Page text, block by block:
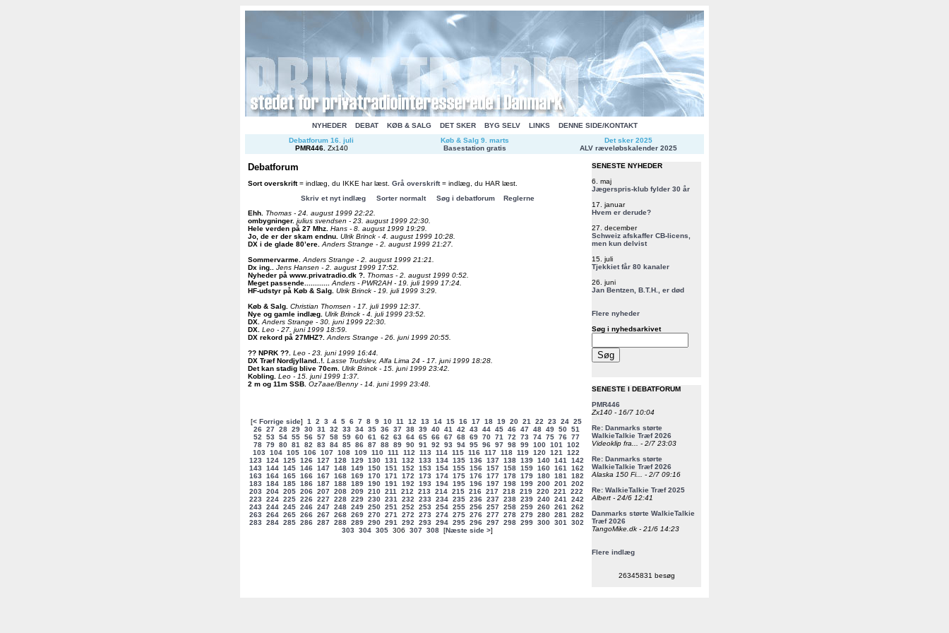
NYHEDER DEBAT KØB & SALG DET SKER BYG SELV LINKS
DENNE SIDE/KONTAKT
Debatforum 16. juli
PMR446. Zx140
Køb & Salg 9. marts
Basestation gratis
Det sker 2025
ALV ræveløbskalender 2025
Debatforum
Sort overskrift= indlæg, du IKKE har læst. Grå overskrift= indlæg, du HAR læst.
Skriv et nyt indlæg
Sorter normalt Søg i debatforum
Reglerne
Ehh
Thomas - 24. august 1999 22:22.
ombygninger. julius svendsen - 23. august 1999 22:30.
Hele verden på 27 Mhz Hans - 8. august 1999 19:29.
Jo, de er der skam endnu Ulrik Brinck - 4. august 1999 10:28.
DX i de glade 80’ere Anders Strange - 2. august 1999 21:27.
Sommervarme Anders Strange - 2. august 1999 21:21.
Dx ing.
Jens Hansen - 2. august 1999 17:52.
Nyheder på www.privatradio.dk ?
Thomas - 2. august 1999 0:52.
Meget passende...........
Anders - PWR2AH - 19. juli 1999 17:24.
HF-udstyr på Køb & Salg Ulrik Brinck - 19. juli 1999 3:29.
Køb & Salg Christian Thomsen - 17. juli 1999 12:37.
Nye og gamle indlæg Ulrik Brinck - 4. juli 1999 23:52.
DX Anders Strange - 30. juni 1999 22:30.
DX Leo - 27. juni 1999 18:59.
DX rekord på 27MHZ? Anders Strange - 26. juni 1999 20:55.
?? NPRK ?? Leo - 23. juni 1999 16:44.
DX Træf Nordjylland..! Lasse Trudslev, Alfa Lima 24 - 17. juni 1999 18:28.
Det kan stadig blive 70cm Ulrik Brinck - 15. juni 1999 23:42.
Kobling Leo - 15. juni 1999 1:37.
2 m og 11m SSB Oz7aae/Benny - 14. juni 1999 23:48.
[< Forrige side] 1 2 3 4 5 6 7 8 9 10 11 12 13 14 15 16 17 18 19 20 21 22 23 24 25
26 27 28 29 30 31 32 33 34 35 36 37 38 39 40 41 42 43 44 45 46 47 48 49 50 51
52
53 54 55 56 57 58 59 60 61 62 63 64 65 66 67 68 69 70 71 72 73 74 75 76 77
78 79 80 81 82 83 84 85 86 87 88 89 90 91 92 93 94 95 96 97 98 99 100 101
102
103
104 105 106 107 108 109 110 111 112 113 114 115 116 117 118 119 120 121
122
123
124 125 126 127 128 129 130 131 132 133 134 135 136 137 138 139 140 141
142
143
144 145 146 147 148 149 150 151 152 153 154 155 156 157 158 159 160 161
162
163
164 165 166 167 168 169 170 171 172 173 174 175 176 177 178 179 180 181
182
183
184 185 186 187 188 189 190 191 192 193 194 195 196 197 198 199 200 201
202
203
204 205 206 207 208 209 210 211 212 213 214 215 216 217 218 219 220 221
222
223
224 225 226 227 228 229 230 231 232 233 234 235 236 237 238 239 240 241
242
243
244 245 246 247 248 249 250 251 252 253 254 255 256 257 258 259 260 261
262
263
264 265 266 267 268 269 270 271 272 273 274 275 276 277 278 279 280 281
282
283
284 285 286 287 288 289 290 291 292 293 294 295 296 297 298 299 300 301
302
303
304 305 306 307 308 [Næste side >]
SENESTE NYHEDER
6. maj
Jægerspris-klub fylder 30 år
17. januar
Hvem er derude?
27. december
Schweiz afskaffer CB-licens,
men kun delvist
15. juli
Tjekkiet får 80 kanaler
26. juni
Jan Bentzen, B.T.H., er død
Flere nyheder
Søg i nyhedsarkivet
SENESTE I DEBATFORUM
PMR446
Zx140 - 16/7 10:04
Re: Danmarks størte
WalkieTalkie Træf 2026
Videoklip fra... - 2/7 23:03
Re: Danmarks størte
WalkieTalkie Træf 2026
Alaska 150 Fi... - 2/7 09:16
Re: WalkieTalkie Træf 2025
Albert - 24/6 12:41
Danmarks størte WalkieTalkie
Træf 2026
TangoMike.dk - 21/6 14:23
Flere indlæg
26345831 besøg